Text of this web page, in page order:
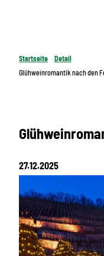
Startseite
Detail
Glühweinromantik nach den
27.12.2025